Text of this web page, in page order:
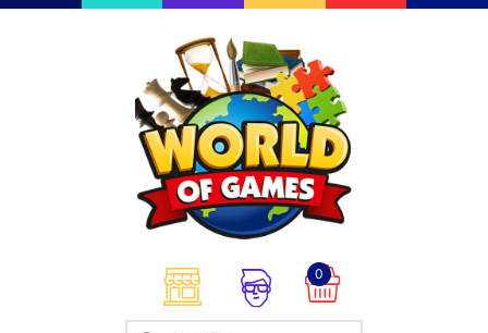
0
Επιτραπέζια
Παζλ
Παιχνίδια Καρτών
Σπαζοκεφαλιές
Κατασκευές
Καλλιτεχνικά